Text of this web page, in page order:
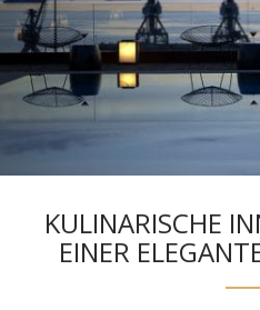
KULINARISCHE
EINER